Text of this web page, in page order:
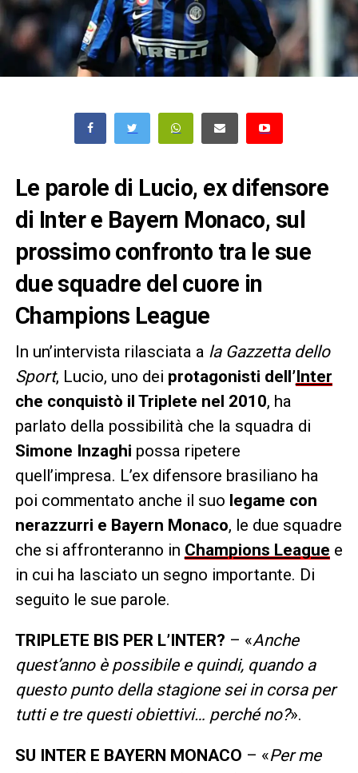
Le parole di Lucio, ex difensore
di Inter e Bayern Monaco, sul
prossimo confronto tra le sue
due squadre del cuore in
Champions League
In un’intervista rilasciata a la Gazzetta dello
Sport, Lucio, uno dei protagonisti dell’Inter
che conquistò il Triplete nel 2010, ha
parlato della possibilità che la squadra di
Simone Inzaghi possa ripetere
quell’impresa. L’ex difensore brasiliano ha
poi commentato anche il suo legame con
nerazzurri e Bayern Monaco, le due squadre
che si affronteranno in Champions League e
in cui ha lasciato un segno importante. Di
seguito le sue parole.
TRIPLETE BIS PER L’INTER? – «Anche
quest’anno è possibile e quindi, quando a
questo punto della stagione sei in corsa per
tutti e tre questi obiettivi… perché no?».
SU INTER E BAYERN MONACO – «Per me